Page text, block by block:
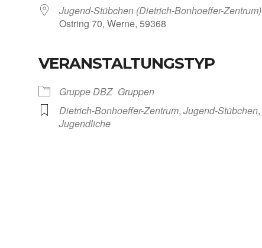
Jugend-Stübchen (Dietrich-Bonhoeffer-Zentrum)
Ost­ring 70, Wer­ne, 59368
VERANSTALTUNGSTYP
Grup­pe DBZ Grup­pen
Dietrich-Bonhoeffer-Zentrum, Jugend-Stübchen,
Jugend­li­che